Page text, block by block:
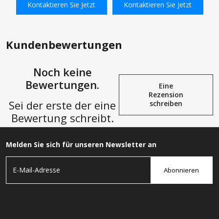
In den Einkaufswagen
Stecker
Kontaktieren Sie Jetzt
In den Einkaufswagen
Kontaktieren Sie Jetzt
Kundenbewertungen
Noch keine
Bewertungen.
Sei der erste der eine
Bewertung schreibt.
Eine
Rezension
schreiben
Melden Sie sich für unseren Newsletter an
Abonnieren